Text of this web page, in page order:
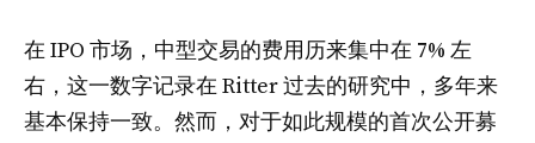
在 IPO 市场，中型交易的费用历来集中在 7% 左
右，这一数字记录在 Ritter 过去的研究中，多年来
基本保持一致。然而，对于如此规模的首次公开募